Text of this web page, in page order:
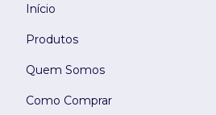
Início
Produtos
Quem Somos
Como Comprar